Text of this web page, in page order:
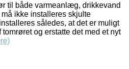
til både varmeanlæg, drikkevand
ikke installeres skjulte
således, at det er muligt
og erstatte det med et nyt